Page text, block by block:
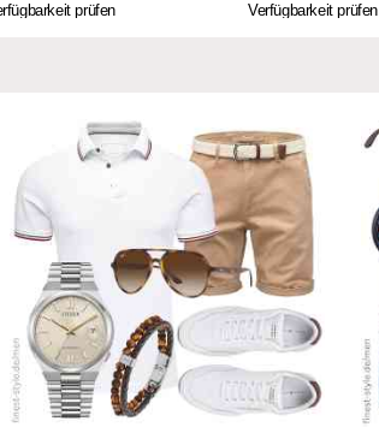
prüfen
Verfügbarkeit prüfen